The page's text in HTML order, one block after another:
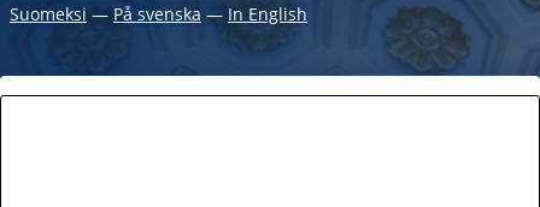
Suomeksi ―På svenska ― In English